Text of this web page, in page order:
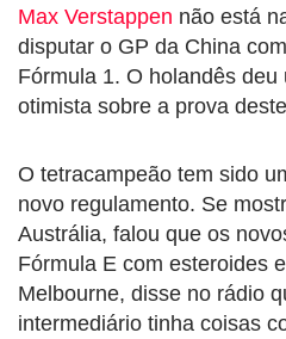
Max Verstappen não está
disputar o GP da China
Fórmula 1. O holandês
otimista sobre a prova
O tetracampeão tem sido
novo regulamento. Se
Austrália, falou que os
Fórmula E com esteroides
Melbourne, disse no rádio
intermediário tinha coisas